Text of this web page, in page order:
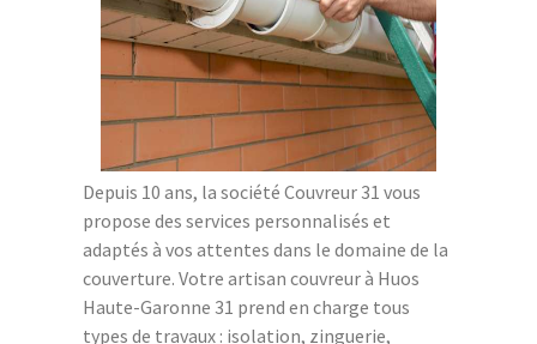
Depuis 10 ans, la société Couvreur 31 vous
propose des services personnalisés et
adaptés à vos attentes dans le domaine de la
couverture. Votre artisan couvreur à Huos
Haute-Garonne 31 prend en charge tous
types de travaux : isolation, zinguerie,